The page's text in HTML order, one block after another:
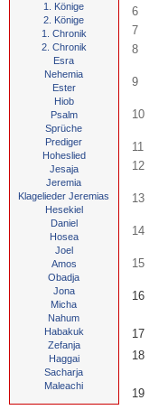
1. Könige
2. Könige
1. Chronik
2. Chronik
Esra
Nehemia
Ester
Hiob
Psalm
Sprüche
Prediger
Hoheslied
Jesaja
Jeremia
Klagelieder Jeremias
Hesekiel
Daniel
Hosea
Joel
Amos
Obadja
Jona
Micha
Nahum
Habakuk
Zefanja
Haggai
Sacharja
Maleachi
6
7
8
9
10
11
12
13
14
15
16
17
18
19